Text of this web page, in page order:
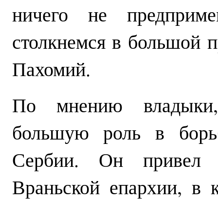
ничего не
столкнемся в большой
Пахомий.
По мнению
большую роль в
Сербии. Он привел
Враньской епархии, в